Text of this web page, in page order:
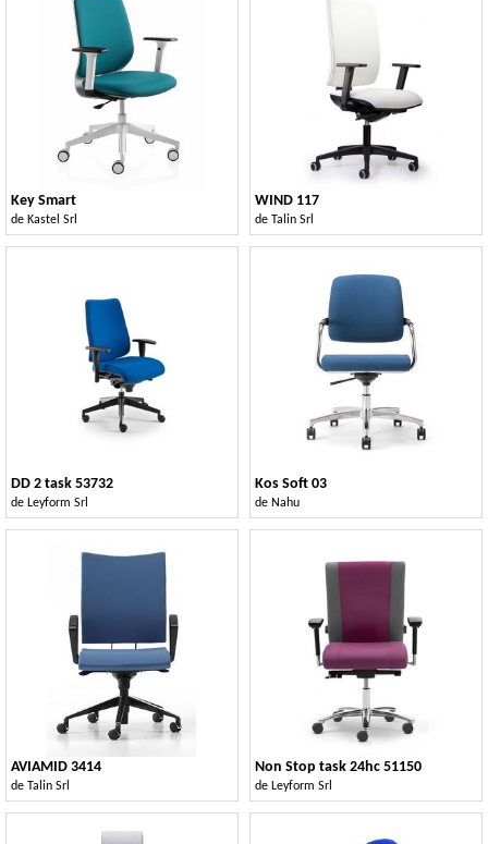
Key Smart
de Kastel Srl
WIND 117
de Talin Srl
DD 2 task 53732
de Leyform Srl
Kos Soft 03
de Nahu
AVIAMID 3414
de Talin Srl
Non Stop task 24hc 51150
de Leyform Srl